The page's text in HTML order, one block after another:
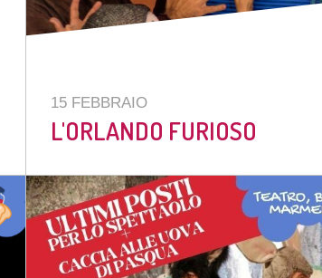
15 FEBBRAIO
L'ORLANDO FURIOSO